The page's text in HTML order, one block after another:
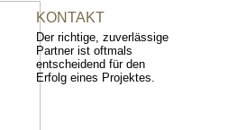
KONTAKT
Der richtige, zuverlässige
Partner ist oftmals
entscheidend für den
Erfolg eines Projektes.